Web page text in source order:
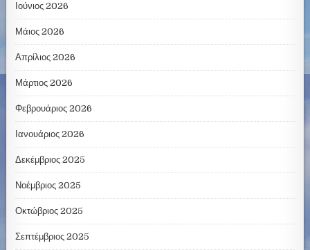
Ιούνιος 2026
Μάιος 2026
Απρίλιος 2026
Μάρτιος 2026
Φεβρουάριος 2026
Ιανουάριος 2026
Δεκέμβριος 2025
Νοέμβριος 2025
Οκτώβριος 2025
Σεπτέμβριος 2025